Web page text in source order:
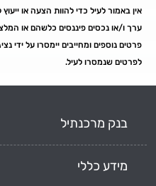
אין באמור לעיל כדי להוות הצעה או
ערך ו/או נכסים פיננסים כלשהם או
פרטים נוספים ומחייבים יימסרו על
לפרטים שנמסרו לעיל.
בנק מרכנתיל
מידע כללי